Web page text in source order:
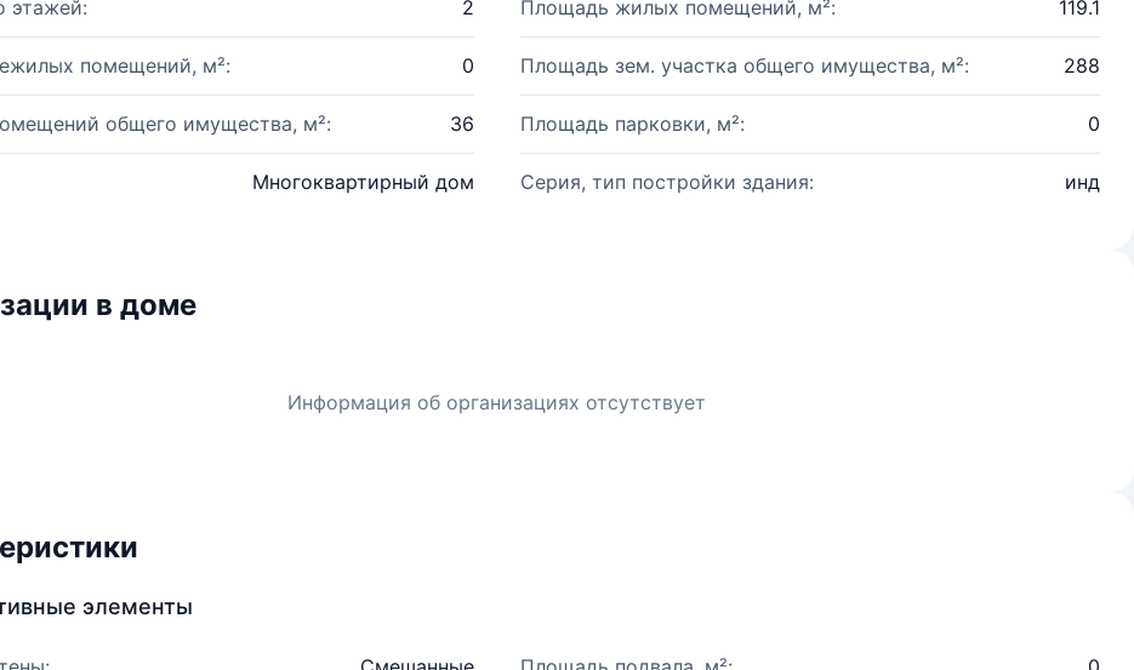
этажей: 2 Площадь жилых помещений, м²: 119.1
помещений, м²: 0 Площадь зем. участка общего имущества, м²: 288
общего имущества, м²: 36 Площадь парковки, м²: 0
Многоквартирный дом Серия, тип постройки здания: инд
в доме
Информация об организациях отсутствует
элементы